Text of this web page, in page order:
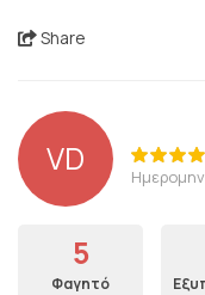
Share
VD
5
Φαγητό